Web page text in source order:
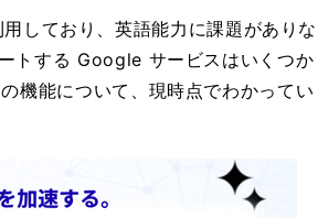
しており、英語能力に課題がありな
トする Google サービスはいくつか
機能について、現時点でわかってい